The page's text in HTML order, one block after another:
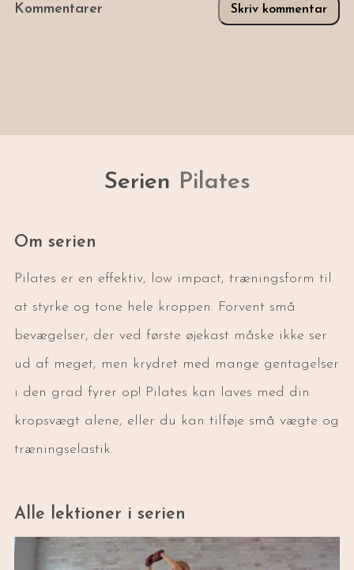
Kommentarer Skriv kommentar
Serien Pilates
Om serien
Pilates er en effektiv, low impact, træningsform til
at styrke og tone hele kroppen. Forvent små
bevægelser, der ved første øjekast måske ikke ser
ud af meget, men krydret med mange gentagelser
i den grad fyrer op! Pilates kan laves med din
kropsvægt alene, eller du kan tilføje små vægte og
træningselastik.
Alle lektioner i serien